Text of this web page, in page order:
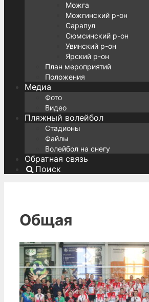
Можга
Можгинский р-он
Сарапул
Сюмсинский р-он
Увинский р-он
Ярский р-он
План мероприятий
Положения
Медиа
Фото
Видео
Пляжный волейбол
Стадионы
Файлы
Волейбол на снегу
Обратная связь
Поиск
Общая